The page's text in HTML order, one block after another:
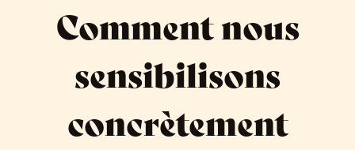
Comment nous
sensibilisons
concrètement